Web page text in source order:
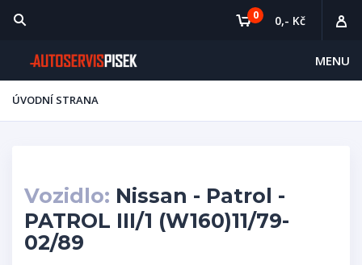
MENU
0 0,- Kč
ÚVODNÍ STRANA
Vozidlo: Nissan - Patrol -
PATROL III/1 (W160)11/79-
02/89